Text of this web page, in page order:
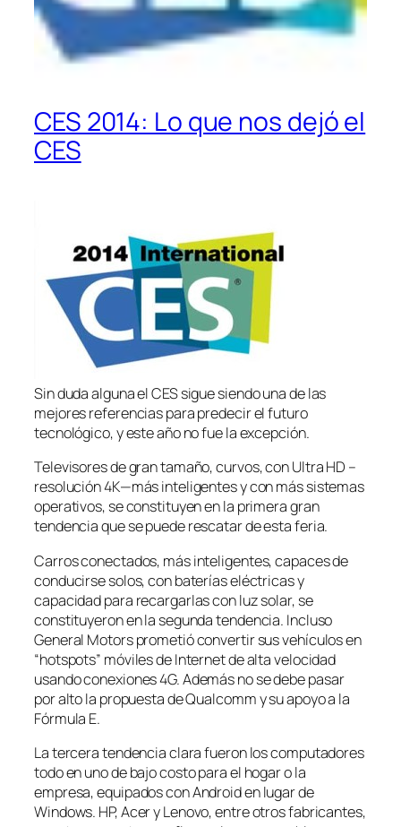
CES 2014: Lo que nos dejó el
CES
Sin duda alguna el CES sigue siendo una de las
mejores referencias para predecir el futuro
tecnológico, y este año no fue la excepción.
Televisores de gran tamaño, curvos, con Ultra HD –
resolución 4K—más inteligentes y con más sistemas
operativos, se constituyen en la primera gran
tendencia que se puede rescatar de esta feria.
Carros conectados, más inteligentes, capaces de
conducirse solos, con baterías eléctricas y
capacidad para recargarlas con luz solar, se
constituyeron en la segunda tendencia. Incluso
General Motors prometió convertir sus vehículos en
“hotspots” móviles de Internet de alta velocidad
usando conexiones 4G. Además no se debe pasar
por alto la propuesta de Qualcomm y su apoyo a la
Fórmula E.
La tercera tendencia clara fueron los computadores
todo en uno de bajo costo para el hogar o la
empresa, equipados con Android en lugar de
Windows. HP, Acer y Lenovo, entre otros fabricantes,